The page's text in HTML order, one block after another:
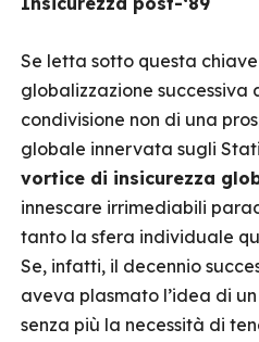
Se letta sotto questa
globalizzazione successiva
condivisione non di una
globale innervata sugli
vortice di insicurezza
innescare irrimediabili
tanto la sfera individuale
Se, infatti, il decennio
aveva plasmato l’idea di
senza più la necessità di